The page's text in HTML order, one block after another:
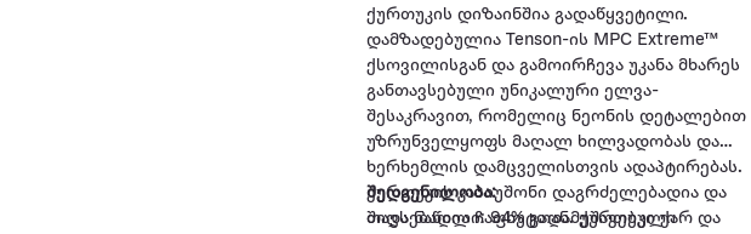
ქურთუკის დიზაინშია გადაწყვეტილი.
დამზადებულია Tenson-ის MPC Extreme™
ქსოვილისგან და გამოირჩევა უკანა მხარეს
განთავსებული უნიკალური ელვა-
შესაკრავით, რომელიც ნეონის დეტალებით
უზრუნველყოფს მაღალ ხილვადობას და
ხერხემლის დამცველისთვის ადაპტირებას.
ქურთუკის კაპიუშონი დაგრძელებადია და
თავსებადია ჩაფხუტთან. ქურთუკი ქარ და
შედგენილობა:
შიდა ნაწილი: 94% გადამუშავებული